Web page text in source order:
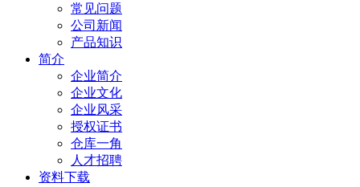
常见问题
公司新闻
产品知识
简介
企业简介
企业文化
企业风采
授权证书
仓库一角
人才招聘
资料下载